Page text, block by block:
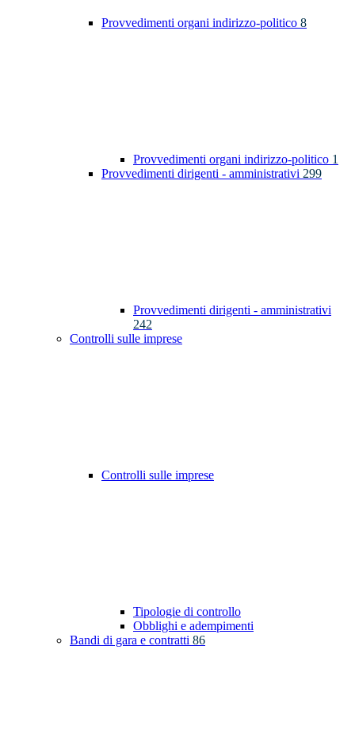
Provvedimenti organi indirizzo-politico 8
Provvedimenti organi indirizzo-politico 1
Provvedimenti dirigenti - amministrativi 299
Provvedimenti dirigenti - amministrativi
242
Controlli sulle imprese
Controlli sulle imprese
Tipologie di controllo
Obblighi e adempimenti
Bandi di gara e contratti 86